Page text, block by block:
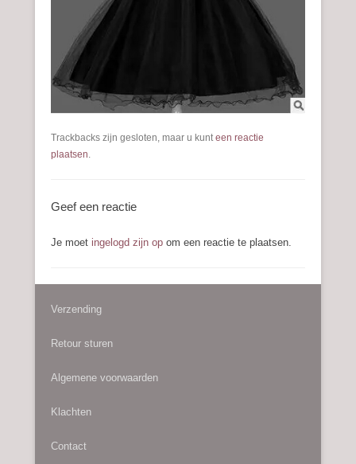
Trackbacks zijn gesloten, maar u kunteen reactie
plaatsen.
Geef een reactie
Je moet ingelogd zijn op om een reactie te plaatsen.
Verzending
Retour sturen
Algemene voorwaarden
Klachten
Contact